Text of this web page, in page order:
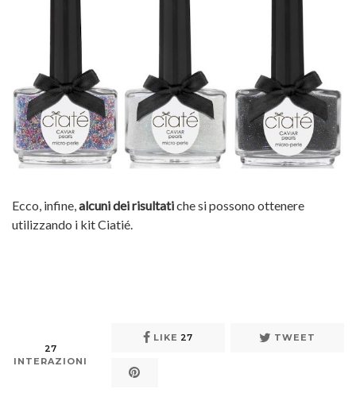
Ecco, infine,alcuni dei risultatiche si possono ottenere
utilizzando i kit Ciatié.
27
INTERAZIONI
LIKE 27 TWEET